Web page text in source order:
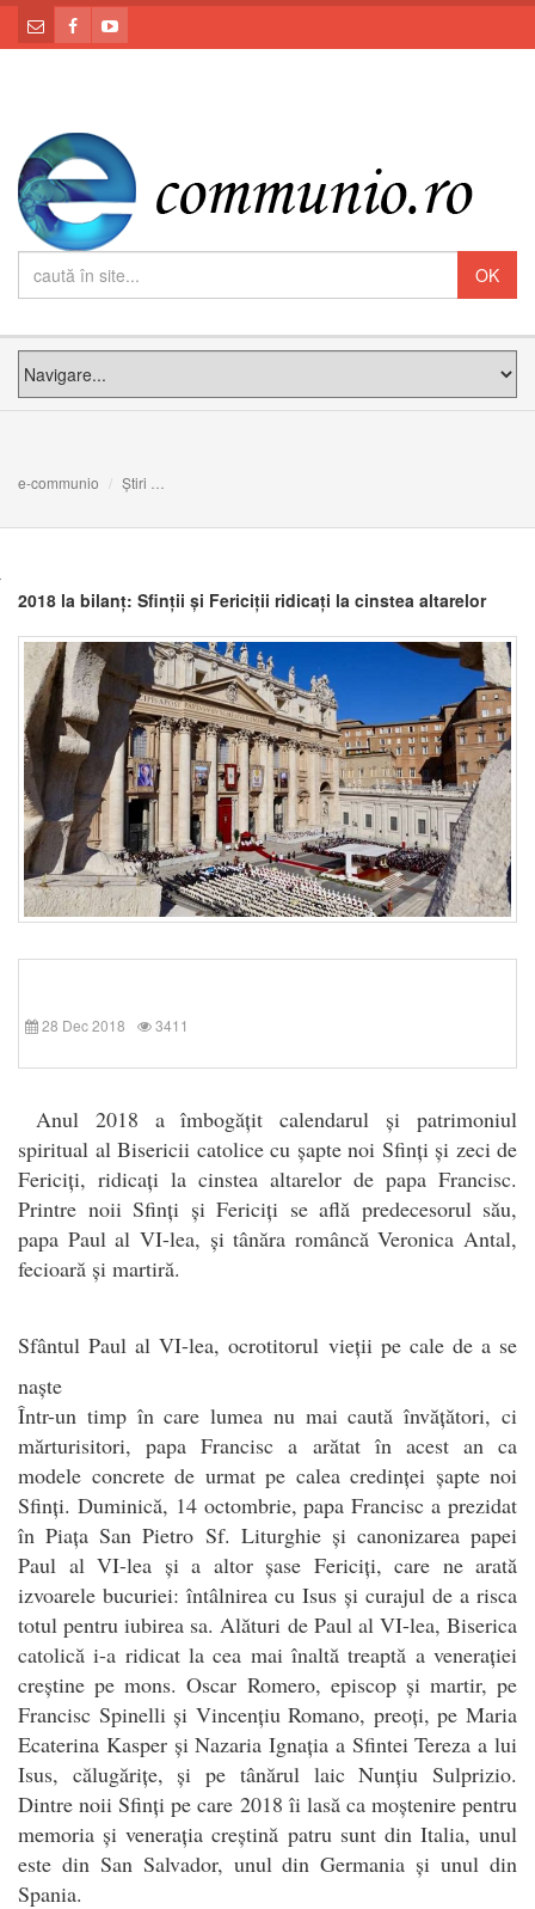
e-communio Știri
2018 la bilanț: Sfinții și Fericiții ridicați la cinstea altarelor
28 Dec 2018 3411
Anul 2018 a îmbogățit calendarul și patrimoniul
spiritual al Bisericii catolice cu șapte noi Sfinți și zeci de
Fericiți, ridicați la cinstea altarelor de papa Francisc.
Printre noii Sfinți și Fericiți se află predecesorul său,
papa Paul al VI-lea, și tânăra româncă Veronica Antal,
fecioară și martiră.
Sfântul Paul al VI-lea, ocrotitorul vieții pe cale de a se
naște
Într-un timp în care lumea nu mai caută învățători, ci
mărturisitori, papa Francisc a arătat în acest an ca
modele concrete de urmat pe calea credinței șapte noi
Sfinți. Duminică, 14 octombrie, papa Francisc a prezidat
în Piața San Pietro Sf. Liturghie și canonizarea papei
Paul al VI-lea și a altor șase Fericiți, care ne arată
izvoarele bucuriei: întâlnirea cu Isus și curajul de a risca
totul pentru iubirea sa. Alături de Paul al VI-lea, Biserica
catolică i-a ridicat la cea mai înaltă treaptă a venerației
creștine pe mons. Oscar Romero, episcop și martir, pe
Francisc Spinelli și Vincențiu Romano, preoți, pe Maria
Ecaterina Kasper și Nazaria Ignația a Sfintei Tereza a lui
Isus, călugărițe, și pe tânărul laic Nunțiu Sulprizio.
Dintre noii Sfinți pe care 2018 îi lasă ca moștenire pentru
memoria și venerația creștină patru sunt din Italia, unul
este din San Salvador, unul din Germania și unul din
Spania.